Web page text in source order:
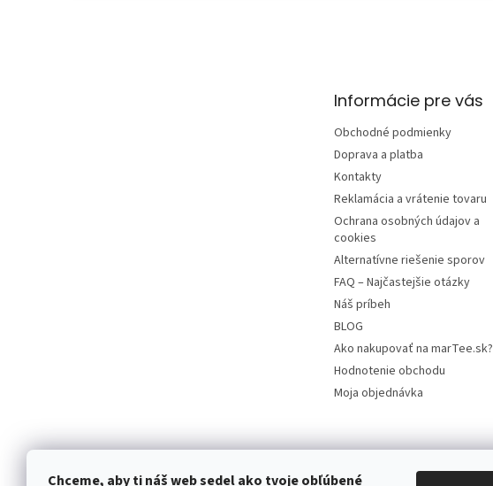
Chceme, aby ti náš web sedel ako tvoje obľúbené
Informácie pre vás
Obchodné podmienky
Doprava a platba
Kontakty
Reklamácia a vrátenie tovaru
Ochrana osobných údajov a
cookies
Alternatívne riešenie sporov
FAQ – Najčastejšie otázky
Náš príbeh
BLOG
Ako nakupovať na marTee.sk?
Hodnotenie obchodu
Moja objednávka